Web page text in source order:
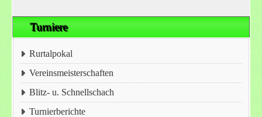
Turniere
Rurtalpokal
Vereinsmeisterschaften
Blitz- u. Schnellschach
Turnierberichte